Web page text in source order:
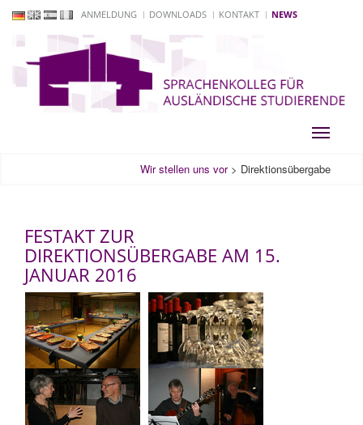
ANMELDUNG DOWNLOADS KONTAKT NEWS
Toggle
Wir stellen uns vor> Direktionsübergabe
FESTAKT ZUR
DIREKTIONSÜBERGABE AM 15.
JANUAR 2016